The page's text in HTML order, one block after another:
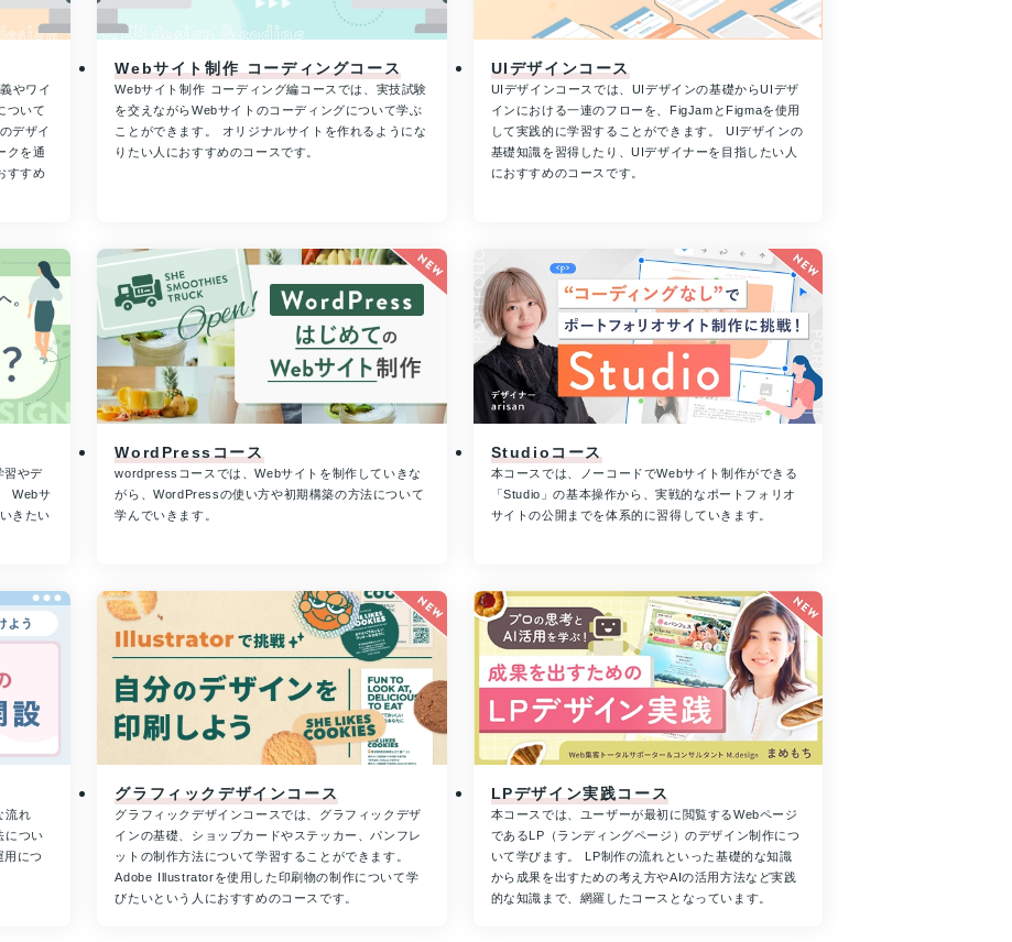
やワイ
ついて
デザイ
クを通
すすめ
Webサイト制作 コーディングコース
Webサイト制作 コーディング編コースでは、実技試験
を交えながらWebサイトのコーディングについて学ぶ
ことができます。 オリジナルサイトを作れるようにな
りたい人におすすめのコースです。
UIデザインコース
UIデザインコースでは、UIデザインの基礎からUIデザ
インにおける一連のフローを、FigJamとFigmaを使用
して実践的に学習することができます。 UIデザインの
基礎知識を習得したり、UIデザイナーを目指したい人
におすすめのコースです。
習やデ
Webサ
きたい
WordPressコース
wordpressコースでは、Webサイトを制作していきな
がら、WordPressの使い方や初期構築の方法について
学んでいきます。
Studioコース
本コースでは、ノーコードでWebサイト制作ができる
「Studio」の基本操作から、実戦的なポートフォリオ
サイトの公開までを体系的に習得していきます。
流れ
につい
につ
グラフィックデザインコース
グラフィックデザインコースでは、グラフィックデザ
インの基礎、ショップカードやステッカー、パンフレ
ットの制作方法について学習することができます。
Adobe Illustratorを使用した印刷物の制作について学
びたいという人におすすめのコースです。
LPデザイン実践コース
本コースでは、ユーザーが最初に閲覧するWebページ
であるLP（ランディングページ）のデザイン制作につ
いて学びます。 LP制作の流れといった基礎的な知識
から成果を出すための考え方やAIの活用方法など実践
的な知識まで、網羅したコースとなっています。